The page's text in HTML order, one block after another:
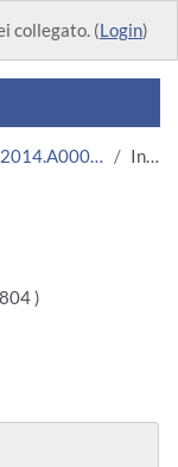
collegato. (Login)
2014.A000036.08694-11.BRE.3898 Introduzione
)